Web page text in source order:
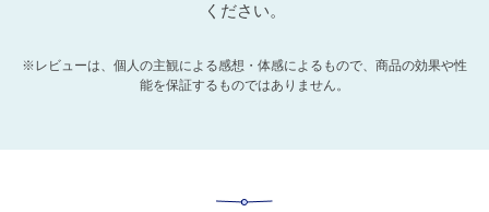
ください。
※レビューは、個人の主観による感想・体感によるもので、商品の効果や性
能を保証するものではありません。